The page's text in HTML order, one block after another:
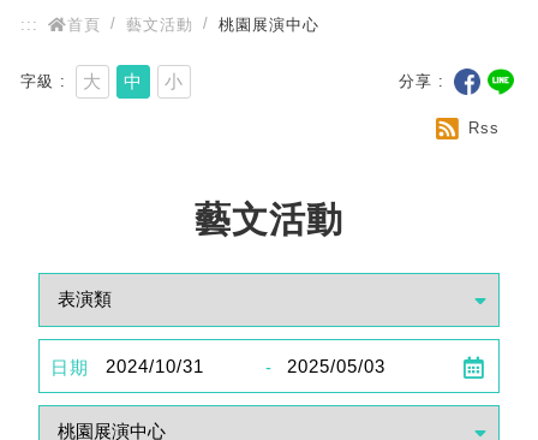
::: 首頁 藝文活動 桃園展演中心
字級 大 中 小 分享
Rss
藝文活動
日期 -